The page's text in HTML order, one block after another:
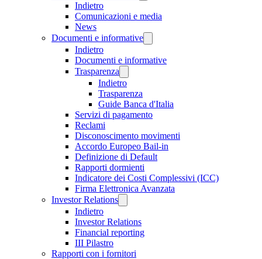
Indietro
Comunicazioni e media
News
Documenti e informative
Indietro
Documenti e informative
Trasparenza
Indietro
Trasparenza
Guide Banca d'Italia
Servizi di pagamento
Reclami
Disconoscimento movimenti
Accordo Europeo Bail-in
Definizione di Default
Rapporti dormienti
Indicatore dei Costi Complessivi (ICC)
Firma Elettronica Avanzata
Investor Relations
Indietro
Investor Relations
Financial reporting
III Pilastro
Rapporti con i fornitori